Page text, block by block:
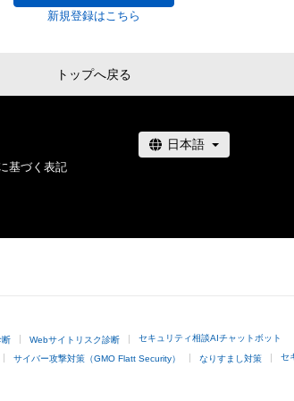
新規登録はこちら
トップへ戻る
基づく表記
断 Webサイトリスク診断 セキュリティ相談AIチャットボット
サイバー攻撃対策（GMO Flatt Security） なりすまし対策 セ